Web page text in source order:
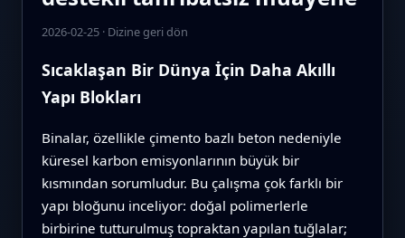
2026-02-25· Dizine geri dön
Sıcaklaşan Bir Dünya İçin Daha Akıllı
Yapı Blokları
Binalar, özellikle çimento bazlı beton nedeniyle
küresel karbon emisyonlarının büyük bir
kısmından sorumludur. Bu çalışma çok farklı bir
yapı bloğunu inceliyor: doğal polimerlerle
birbirine tutturulmuş topraktan yapılan tuğlalar;